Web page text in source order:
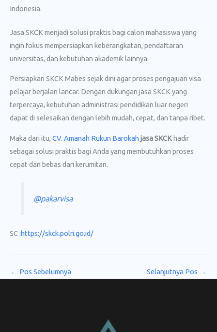
Indonesia.
Jasa SKCK menjadi solusi praktis bagi calon mahasiswa yang
ingin fokus mempersiapkan keberangkatan, pendaftaran
universitas, dan kebutuhan akademik lainnya.
Persiapkan SKCK Mabes sejak dini agar proses pengajuan visa
pelajar berjalan lancar. Dengan dukungan jasa SKCK yang
terpercaya, kebutuhan administrasi pendidikan luar negeri
dapat di selesaikan dengan lebih mudah, cepat, dan tanpa ribet.
Maka dari itu, CV. Amanah Rukun Barokah jasa SKCK hadir
sebagai solusi praktis bagi Anda yang membutuhkan proses
cepat dan bebas dari kerumitan.
@pakarvisa
SC :https://skck.polri.go.id/
← Pos Sebelumnya Selanjutnya Pos →